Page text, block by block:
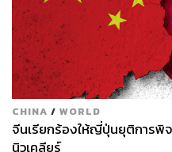
CHINA / WORLD
จีนเรียกร้องให้ญี่ปุ่นยุติการพิ
นิวเคลียร์